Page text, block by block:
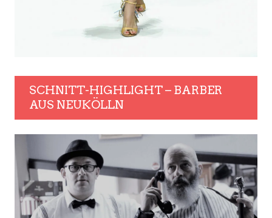
SCHNITT-HIGHLIGHT – BARBER
AUS NEUKÖLLN